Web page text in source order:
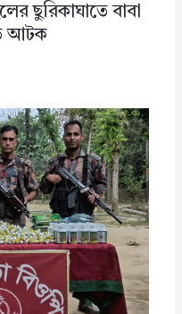
ছুরিকাঘাতে বাবা
আটক